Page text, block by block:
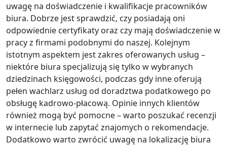
uwagę na doświadczenie i kwalifikacje pracowników
biura. Dobrze jest sprawdzić, czy posiadają oni
odpowiednie certyfikaty oraz czy mają doświadczenie w
pracy z firmami podobnymi do naszej. Kolejnym
istotnym aspektem jest zakres oferowanych usług –
niektóre biura specjalizują się tylko w wybranych
dziedzinach księgowości, podczas gdy inne oferują
pełen wachlarz usług od doradztwa podatkowego po
obsługę kadrowo-płacową. Opinie innych klientów
również mogą być pomocne – warto poszukać recenzji
w internecie lub zapytać znajomych o rekomendacje.
Dodatkowo warto zwrócić uwagę na lokalizację biura